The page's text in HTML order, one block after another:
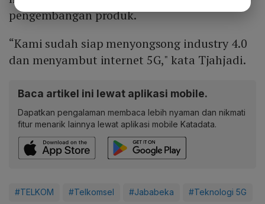
pengembangan produk.
“Kami sudah siap menyongsong industry 4.0
dan menyambut internet 5G," kata Tjahjadi.
Baca artikel ini lewat aplikasi mobile.
Dapatkan pengalaman membaca lebih nyaman dan nikmati
fitur menarik lainnya lewat aplikasi mobile Katadata.
#TELKOM #Telkomsel #Jababeka #Teknologi 5G